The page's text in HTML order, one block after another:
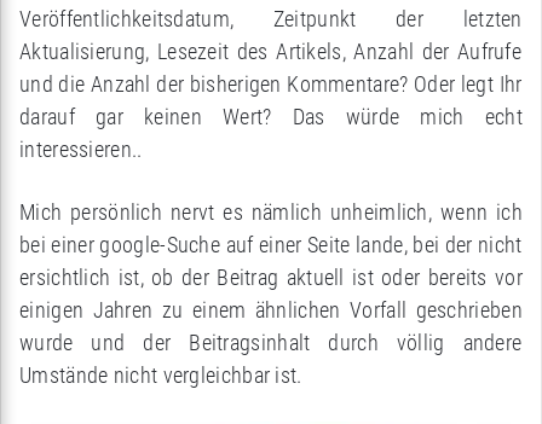
Veröffentlichkeitsdatum, Zeitpunkt der letzten
Aktualisierung, Lesezeit des Artikels, Anzahl der Aufrufe
und die Anzahl der bisherigen Kommentare? Oder legt Ihr
darauf gar keinen Wert? Das würde mich echt
interessieren..
Mich persönlich nervt es nämlich unheimlich, wenn ich
bei einer google-Suche auf einer Seite lande, bei der nicht
ersichtlich ist, ob der Beitrag aktuell ist oder bereits vor
einigen Jahren zu einem ähnlichen Vorfall geschrieben
wurde und der Beitragsinhalt durch völlig andere
Umstände nicht vergleichbar ist.